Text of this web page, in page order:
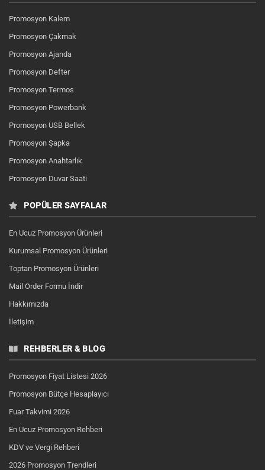
Promosyon Kalem
Promosyon Çakmak
Promosyon Ajanda
Promosyon Defter
Promosyon Termos
Promosyon Powerbank
Promosyon USB Bellek
Promosyon Şapka
Promosyon Anahtarlık
Promosyon Duvar Saati
POPÜLER SAYFALAR
En Ucuz Promosyon Ürünleri
Kurumsal Promosyon Ürünleri
Toptan Promosyon Ürünleri
Mail Order Formu İndir
Hakkımızda
İletişim
REHBERLER & BLOG
Promosyon Fiyat Listesi 2026
Promosyon Bütçe Hesaplayıcı
Fuar Takvimi 2026
En Ucuz Promosyon Rehberi
KDV ve Vergi Rehberi
2026 Promosyon Trendleri